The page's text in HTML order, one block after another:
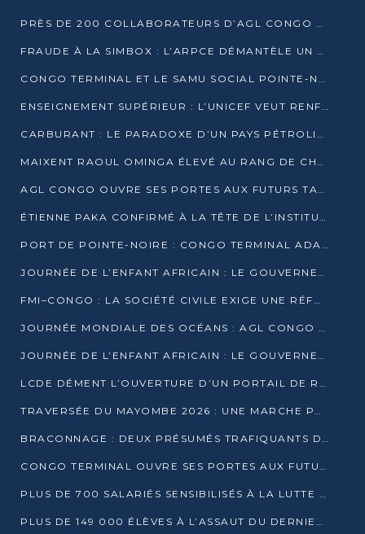
PRÈS DE 200 COLLABORATEURS D’AGL CONGO EN FORMATION JUSQU’EN JUILLET
FRAUDE À LA SIMBOX : L’ARPCE DÉMANTÈLE UN RÉSEAU UTILISANT DES CARTES SIM OUGANDAISES
CONGO TERMINAL ET LE SAMU SOCIAL POINTE-NOIRE RENOUVELLENT LEUR PARTENARIAT EN FAVEUR DES JEUNES VULNÉRABLES
ENSEIGNEMENT SUPÉRIEUR : L’UNICEF VEUT RENFORCER LA RECHERCHE SUR LES QUESTIONS DE L’ENFANCE
CARBURANT : LE PARADOXE D’UN PAYS PÉTROLIER CONFRONTÉ À DES PÉNURIES RÉCURRENTES
MAIXENT RAOUL OMINGA ÉLEVÉ AU RANG DE CHEVALIER DE L’ORDRE DE L’AMITIÉ ENTRE LA RUSSIE ET LE CONGO
AGL CONGO OUVRE SES PORTES AUX FUTURS TALENTS DE LA LOGISTIQUE
ÉTIENNE PAKA CONFIRMÉ À LA TÊTE DE L’INSTITUT GÉOGRAPHIQUE NATIONAL
PORT DE POINTE-NOIRE : CONGO TERMINAL ADAPTE SON DRAGAGE AUX SABLES BITUMINEUX
JOURNÉE DE L’ENFANT AFRICAIN : LE GOUVERNEMENT RÉAFFIRME SON ENGAGEMENT POUR L’ACCÈS À L’EAU ET À L’ASSAINISSEMENT
FMI–CONGO : LA SOCIÉTÉ CIVILE EXIGE UNE RÉFORME DE LA FISCALITÉ PÉTROLIÈRE
JOURNÉE MONDIALE DES OCÉANS : AGL CONGO MOBILISE SES COLLABORATEURS POUR LA PRÉSERVATION DE LA BIODIVERSITÉ MARINE
JOURNÉE DE L’ENFANT AFRICAIN : LE GOUVERNEMENT MOBILISÉ POUR L’HYGIÈNE DANS LES ORPHELINATS
LCDE DÉMENT L’OUVERTURE D’UN PORTAIL DE RECRUTEMENT ET APPELLE À LA VIGILANCE
TRAVERSÉE DU MAYOMBE 2026 : UNE MARCHE POUR SENSIBILISER ET DÉPISTER AU DIABÈTE
BRACONNAGE : DEUX PRÉSUMÉS TRAFIQUANTS D’HIPPOPOTAME ÉCROUÉS À BRAZZAVILLE
CONGO TERMINAL OUVRE SES PORTES AUX FUTURS INGÉNIEURS DE L’UCAC-ICAM
PLUS DE 700 SALARIÉS SENSIBILISÉS À LA LUTTE CONTRE LA TUBERCULOSE À CONGO TERMINAL
PLUS DE 149 000 ÉLÈVES À L’ASSAUT DU DERNIER CEPE